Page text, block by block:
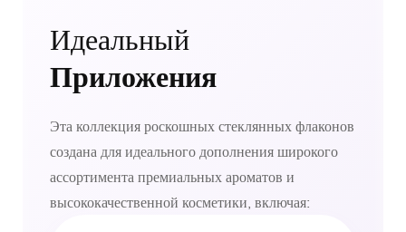
Идеальный
Приложения
Эта коллекция роскошных стеклянных флаконов
создана для идеального дополнения широкого
ассортимента премиальных ароматов и
высококачественной косметики, включая: